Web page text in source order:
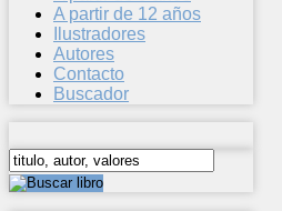
A partir de 12 años
Ilustradores
Autores
Contacto
Buscador